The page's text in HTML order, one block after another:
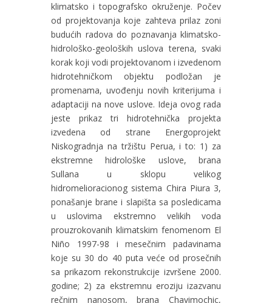
klimatsko i topografsko okruženje. Počev
od projektovanja koje zahteva prilaz zoni
budućih radova do poznavanja klimatsko-
hidrološko-geoloških uslova terena, svaki
korak koji vodi projektovanom i izvedenom
hidrotehničkom objektu podložan je
promenama, uvođenju novih kriterijuma i
adaptaciji na nove uslove. Ideja ovog rada
jeste prikaz tri hidrotehnička projekta
izvedena od strane Energoprojekt
Niskogradnja na tržištu Perua, i to: 1) za
ekstremne hidrološke uslove, brana
Sullana u sklopu velikog
hidromelioracionog sistema Chira Piura 3,
ponašanje brane i slapišta sa posledicama
u uslovima ekstremno velikih voda
prouzrokovanih klimatskim fenomenom El
Niño 1997-98 i mesečnim padavinama
koje su 30 do 40 puta veće od prosečnih
sa prikazom rekonstrukcije izvršene 2000.
godine; 2) za ekstremnu eroziju izazvanu
rečnim nanosom, brana Chavimochic,